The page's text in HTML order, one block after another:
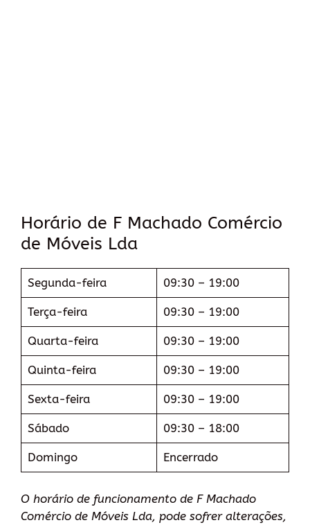
Horário de F Machado Comércio
de Móveis Lda
Segunda-feira 09:30 – 19:00
Terça-feira 09:30 – 19:00
Quarta-feira 09:30 – 19:00
Quinta-feira 09:30 – 19:00
Sexta-feira 09:30 – 19:00
Sábado 09:30 – 18:00
Domingo Encerrado
O horário de funcionamento de F Machado
Comércio de Móveis Lda, pode sofrer alterações,